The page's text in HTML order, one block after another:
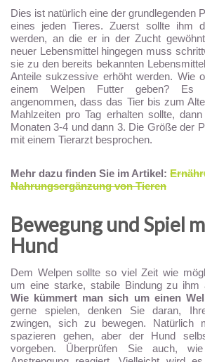
Dies ist natürlich eine der grundlegenden
eines jeden Tieres. Zuerst sollte ihm
werden, an die er in der Zucht
neuer Lebensmittel hingegen muss
sie zu den bereits bekannten
Anteile sukzessive erhöht werden. Wie
einem Welpen Futter geben? Es
angenommen, dass das Tier bis zum
Mahlzeiten pro Tag erhalten sollte,
Monaten 3-4 und dann 3. Die Größe der
mit einem Tierarzt besprochen.
Mehr dazu finden Sie im Artikel:
Nahrungsergänzung von Tieren
Bewegung und Spiel
Hund
Dem Welpen sollte so viel Zeit wie
um eine starke, stabile Bindung zu ihm
Wie kümmert man sich um einen
gerne spielen, denken Sie daran,
zwingen, sich zu bewegen. Natürlich
spazieren gehen, aber der Hund
vorgeben. Überprüfen Sie auch,